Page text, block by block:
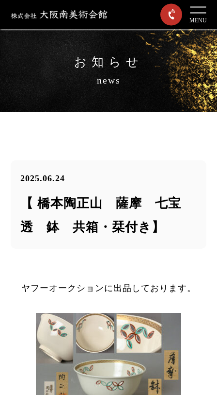
MENU
お知らせ
news
2025.06.24
【 橋本陶正山 薩摩 七宝
透 鉢 共箱・栞付き】
ヤフーオークションに出品しております。